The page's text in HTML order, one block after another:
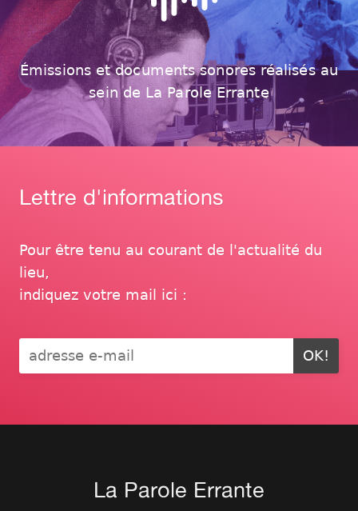
Émissions et documents sonores réalisés au
sein de La Parole Errante
Lettre d'informations
Pour être tenu au courant de l'actualité du
lieu,
indiquez votre mail ici :
OK!
La Parole Errante